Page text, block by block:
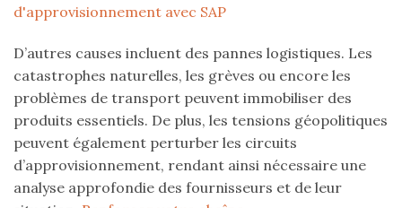
d'approvisionnement avec SAP
D’autres causes incluent des pannes logistiques. Les
catastrophes naturelles, les grèves ou encore les
problèmes de transport peuvent immobiliser des
produits essentiels. De plus, les tensions géopolitiques
peuvent également perturber les circuits
d’approvisionnement, rendant ainsi nécessaire une
analyse approfondie des fournisseurs et de leur